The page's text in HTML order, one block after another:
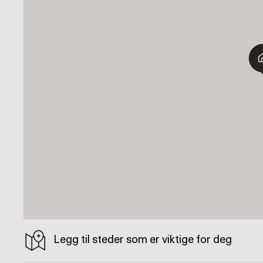
Legg til steder som er viktige for deg